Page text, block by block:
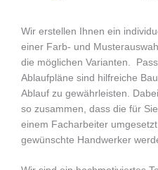
Wir erstellen Ihnen ein
einer Farb- und
die möglichen Varianten.
Ablaufpläne sind hilfreiche
Ablauf zu gewährleisten.
so zusammen, dass die für
einem Facharbeiter
gewünschte Handwerker